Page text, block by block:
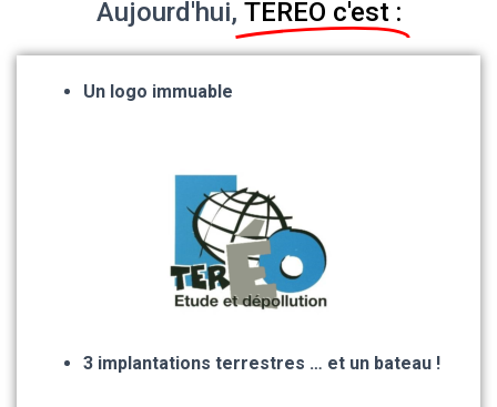
Aujourd'hui, TEREO c'est :
Un logo immuable
3 implantations terrestres … et un bateau !